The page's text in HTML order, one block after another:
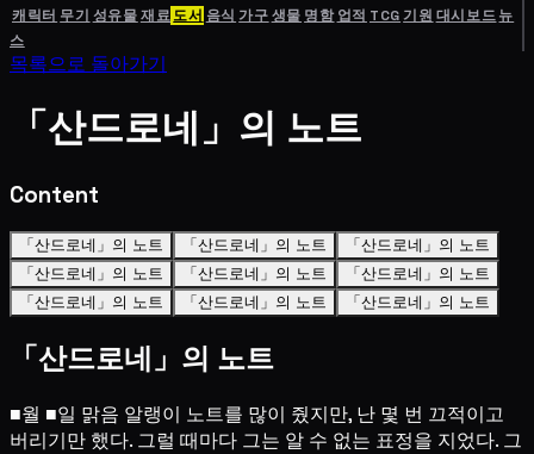
캐릭터 무기 성유물재료도서 음식 가구생물 명함 업적 TCG기원 대시보드뉴
스
목록으로 돌아가기
「산드로네」의 노트
Content
「산드로네」의 노트 「산드로네」의 노트
「산드로네」의 노트
「산드로네」의 노트
「산드로네」의 노트
「산드로네」의 노트
「산드로네」의 노트
「산드로네」의 노트 「산드로네」의 노트
「산드로네」의 노트
■월 ■일 맑음 알랭이 노트를 많이 줬지만, 난 몇 번 끄적이고
버리기만 했다. 그럴 때마다 그는 알 수 없는 표정을 지었다. 그